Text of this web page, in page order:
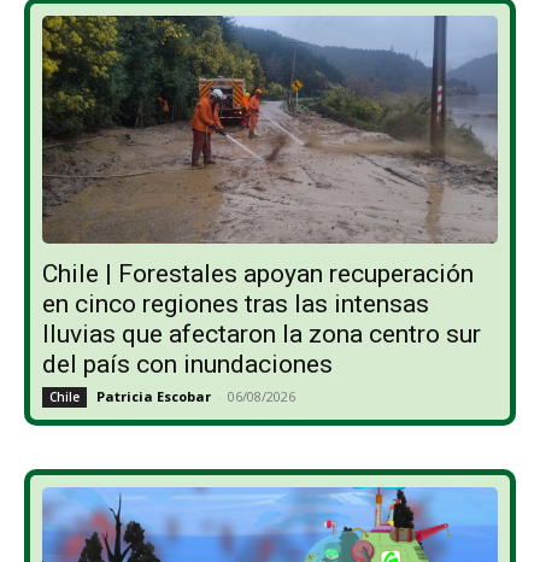
Chile | Forestales apoyan recuperación
en cinco regiones tras las intensas
lluvias que afectaron la zona centro sur
del país con inundaciones
Chile Patricia Escobar - 06/08/2026